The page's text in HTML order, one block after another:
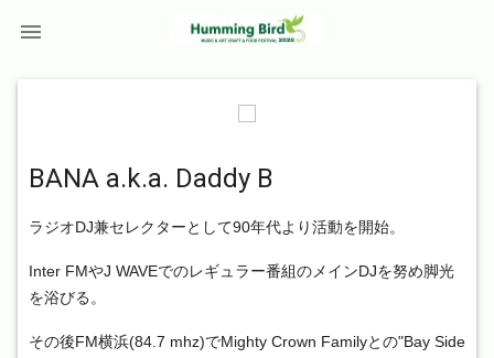

BANA a.k.a. Daddy B
ラジオDJ兼セレクターとして90年代より活動を開始。
Inter FMやJ WAVEでのレギュラー番組のメインDJを努め脚光
を浴びる。
その後FM横浜(84.7 mhz)でMighty Crown Familyとの"Bay Side